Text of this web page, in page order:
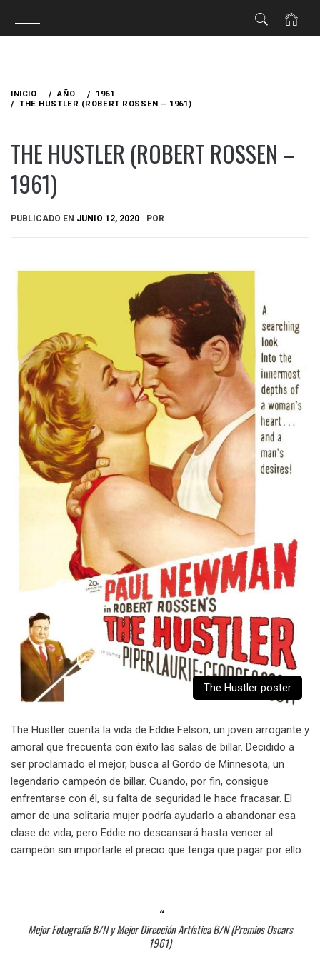
contenido
INICIO AÑO
1961
THE HUSTLER (ROBERT ROSSEN – 1961)
THE HUSTLER (ROBERT ROSSEN –
1961)
PUBLICADO EN JUNIO 12, 2020 POR
The Hustler poster
The Hustler cuenta la vida de Eddie Felson, un joven arrogante y
amoral que frecuenta con éxito las salas de billar. Decidido a
ser proclamado el mejor, busca al Gordo de Minnesota, un
legendario campeón de billar. Cuando, por fin, consigue
enfrentarse con él, su falta de seguridad le hace fracasar. El
amor de una solitaria mujer podría ayudarlo a abandonar esa
clase de vida, pero Eddie no descansará hasta vencer al
campeón sin importarle el precio que tenga que pagar por ello.
Mejor Fotografía B/N y Mejor Dirección Artística B/N (Premios Oscars
1961)